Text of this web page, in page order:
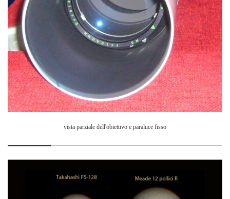
vista parziale dell'obiettivo e paraluce fisso